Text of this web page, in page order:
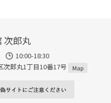
次郎丸
10:00-18:30
郎丸1丁目10番17号
Map